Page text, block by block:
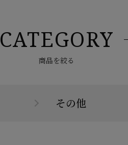
CATEGORY
商品を絞る
その他